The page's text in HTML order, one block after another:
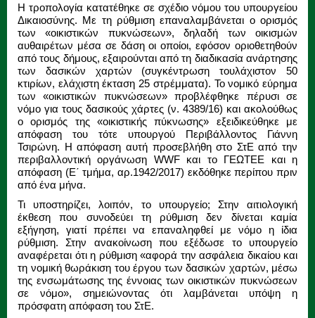
Η τροπολογία κατατέθηκε σε σχέδιο νόμου του υπουργείου
Δικαιοσύνης. Με τη ρύθμιση επαναλαμβάνεται ο ορισμός
των «οικιστικών πυκνώσεων», δηλαδή των οικισμών
αυθαιρέτων μέσα σε δάση οι οποίοι, εφόσον οριοθετηθούν
από τους δήμους, εξαιρούνται από τη διαδικασία ανάρτησης
των δασικών χαρτών (συγκέντρωση τουλάχιστον 50
κτιρίων, ελάχιστη έκταση 25 στρέμματα). Το νομικό εύρημα
των «οικιστικών πυκνώσεων» προβλέφθηκε πέρυσι σε
νόμο για τους δασικούς χάρτες (ν. 4389/16) και ακολούθως
ο ορισμός της «οικιστικής πύκνωσης» εξειδικεύθηκε με
απόφαση του τότε υπουργού Περιβάλλοντος Γιάννη
Τσιρώνη. Η απόφαση αυτή προσεβλήθη στο ΣτΕ από την
περιβαλλοντική οργάνωση WWF και το ΓΕΩΤΕΕ και η
απόφαση (Ε΄ τμήμα, αρ.1942/2017) εκδόθηκε περίπου πριν
από ένα μήνα.
Τι υποστηρίζει, λοιπόν, το υπουργείο; Στην αιτιολογική
έκθεση που συνοδεύει τη ρύθμιση δεν δίνεται καμία
εξήγηση, γιατί πρέπει να επαναληφθεί με νόμο η ίδια
ρύθμιση. Στην ανακοίνωση που εξέδωσε το υπουργείο
αναφέρεται ότι η ρύθμιση «αφορά την ασφάλεια δικαίου και
τη νομική θωράκιση του έργου των δασικών χαρτών, μέσω
της ενσωμάτωσης της έννοιας των οικιστικών πυκνώσεων
σε νόμο», σημειώνοντας ότι λαμβάνεται υπόψη η
πρόσφατη απόφαση του ΣτΕ.